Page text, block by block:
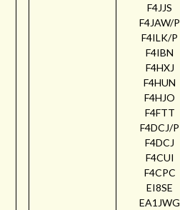
F4JJS
F4JAW/P
F4ILK/P
F4IBN
F4HXJ
F4HUN
F4HJO
F4FTT
F4DCJ/P
F4DCJ
F4CUI
F4CPC
EI8SE
EA1JWG